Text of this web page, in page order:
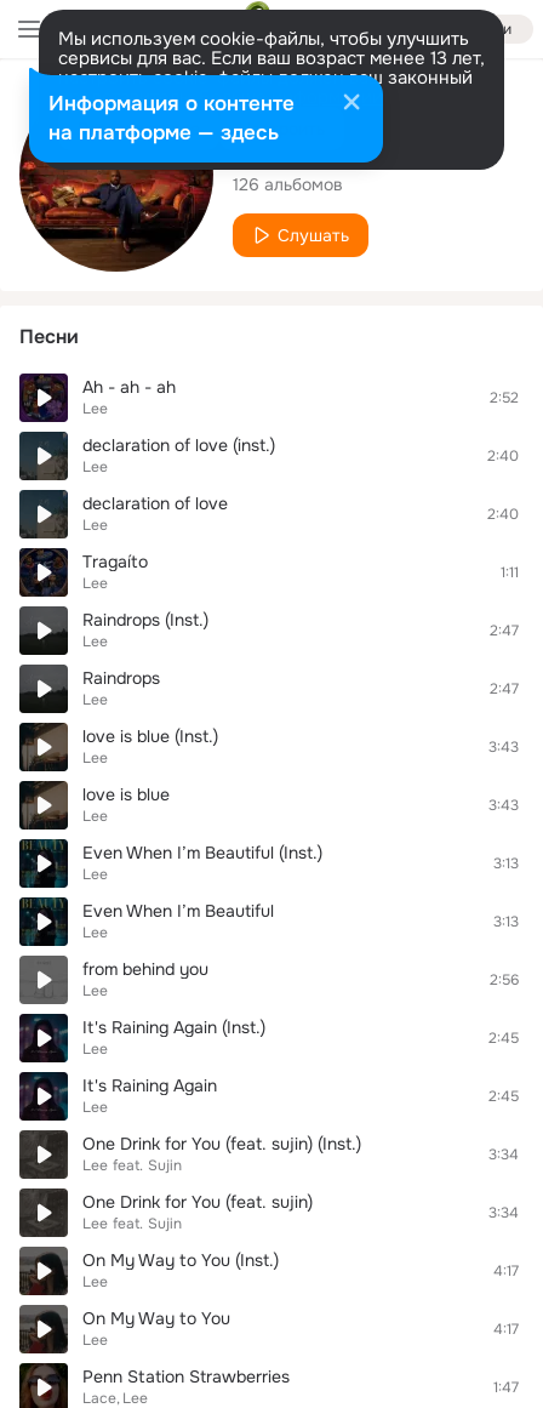
Войти
Мы используем cookie-файлы, чтобы улучшить
сервисы для вас. Если ваш возраст менее 13 лет,
настроить cookie-файлы должен ваш законный
представитель. Больше информации
Разрешить все Настроить
Исполнитель
Lee
126 альбомов
Слушать
Песни
Ah - ah - ah
Lee
2:52
declaration of love (inst.)
Lee
2:40
declaration of love
Lee
2:40
Tragaíto
Lee
1:11
Raindrops (Inst.)
Lee
2:47
Raindrops
Lee
2:47
love is blue (Inst.)
Lee
3:43
love is blue
Lee
3:43
Even When I’m Beautiful (Inst.)
Lee
3:13
Even When I’m Beautiful
Lee
3:13
from behind you
Lee
2:56
It's Raining Again (Inst.)
Lee
2:45
It's Raining Again
Lee
2:45
One Drink for You (feat. sujin) (Inst.)
Lee feat. Sujin
3:34
One Drink for You (feat. sujin)
Lee feat. Sujin
3:34
On My Way to You (Inst.)
Lee
4:17
On My Way to You
Lee
4:17
Penn Station Strawberries
Lace Lee
1:47
Информация о контенте
на платформе — здесь